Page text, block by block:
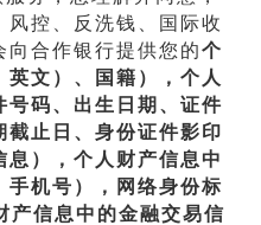
控、反洗钱、国际收
合作银行提供您的个
文）、国籍），个人
码、出生日期、证件
止日、身份证件影印
），个人财产信息中
机号），网络身份标
产信息中的金融交易信